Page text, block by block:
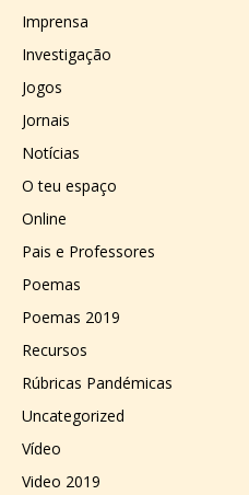
Imprensa
Investigação
Jogos
Jornais
Notícias
O teu espaço
Online
Pais e Professores
Poemas
Poemas 2019
Recursos
Rúbricas Pandémicas
Uncategorized
Vídeo
Video 2019